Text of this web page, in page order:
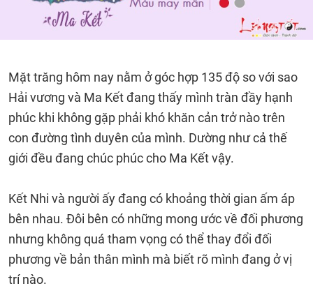
Mặt trăng hôm nay nằm ở góc hợp 135 độ so với sao
Hải vương và Ma Kết đang thấy mình tràn đầy hạnh
phúc khi không gặp phải khó khăn cản trở nào trên
con đường tình duyên của mình. Dường như cả thế
giới đều đang chúc phúc cho Ma Kết vậy.
Kết Nhi và người ấy đang có khoảng thời gian ấm áp
bên nhau. Đôi bên có những mong ước về đối phương
nhưng không quá tham vọng có thể thay đổi đối
phương về bản thân mình mà biết rõ mình đang ở vị
trí nào.